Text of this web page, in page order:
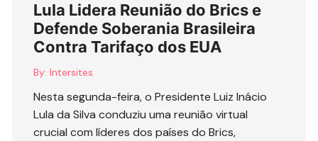
Lula Lidera Reunião do Brics e
Defende Soberania Brasileira
Contra Tarifaço dos EUA
By: Intersites
Nesta segunda-feira, o Presidente Luiz Inácio
Lula da Silva conduziu uma reunião virtual
crucial com líderes dos países do Brics,